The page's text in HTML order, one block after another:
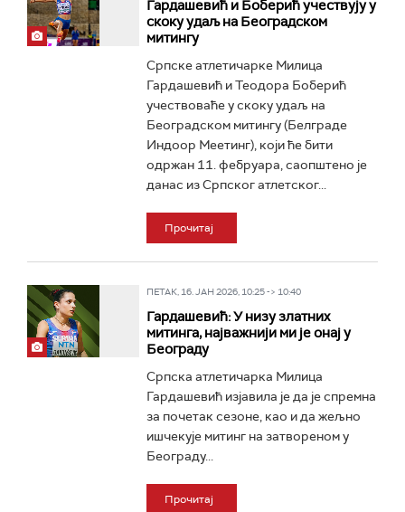
Гардашевић и Боберић учествују у
скоку удаљ на Београдском
митингу
Српске атлетичарке Милица
Гардашевић и Теодора Боберић
учествоваће у скоку удаљ на
Београдском митингу (Белграде
Индоор Меетинг), који ће бити
одржан 11. фебруара, саопштено је
данас из Српског атлетског...
Прочитај
ПЕТАК, 16. ЈАН 2026, 10:25 -> 10:40
Гардашевић: У низу златних
митинга, најважнији ми је онај у
Београду
Српска атлетичарка Милица
Гардашевић изјавила је да је спремна
за почетак сезоне, као и да жељно
ишчекује митинг на затвореном у
Београду...
Прочитај